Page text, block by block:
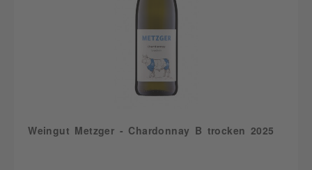
Weingut Metzger - Chardonnay B trocken 2025